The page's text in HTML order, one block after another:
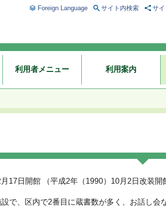
Foreign Language サイト内検索 サ
利用者メニュー 利用案内
17日開館 （平成2年（1990）10月2日改装開
で、区内で2番目に蔵書数が多く、お話し会